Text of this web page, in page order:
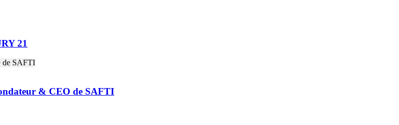
21
& CEO de SAFTI